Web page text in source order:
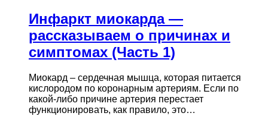
Инфаркт миокарда —
рассказываем о причинах и
симптомах (Часть 1)
Миокард – сердечная мышца, которая питается
кислородом по коронарным артериям. Если по
какой-либо причине артерия перестает
функционировать, как правило, это…